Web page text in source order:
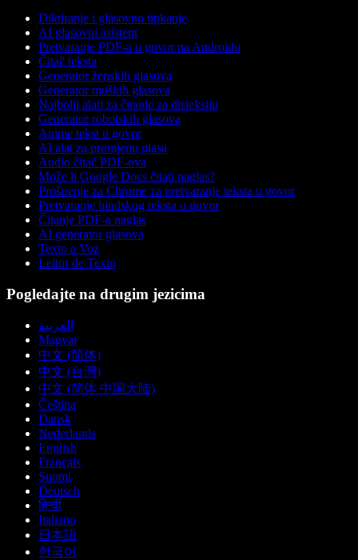
Diktiranje i glasovno tipkanje
AI glasovni asistent
Pretvaranje PDF-a u govor na Androidu
Čitač teksta
Generator ženskih glasova
Generator muških glasova
Najbolji alati za čitanje za disleksiju
Generator robotskih glasova
Anime tekst u govor
AI alat za promjenu glasa
Audio čitač PDF-ova
Može li Google Docs čitati naglas?
Proširenje za Chrome za pretvaranje teksta u govor
Pretvaranje hindskog teksta u govor
Čitanje PDF-a naglas
AI generator glasova
Texto a Voz
Leitor de Texto
Pogledajte na drugim jezicima
العربية
Magyar
中文 (简体)
中文 (台灣)
中文 (简体 中国大陆)
Čeština
Dansk
Nederlands
English
Français
Suomi
Deutsch
हिन्दी
Italiano
日本語
한국어